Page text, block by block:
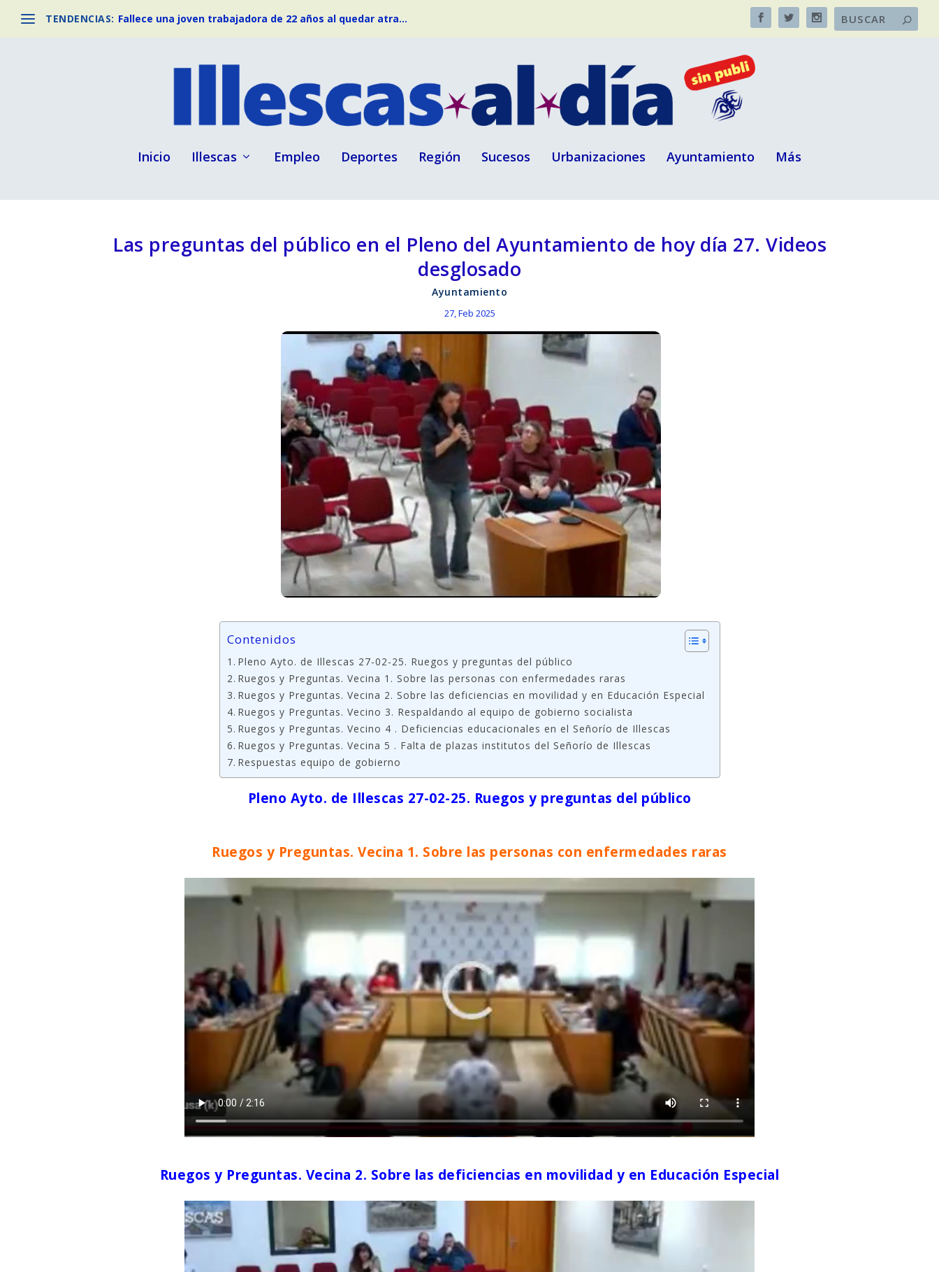
TENDENCIAS: Fallece una joven trabajadora de 22 años al quedar atra...
Inicio Illescas Empleo Deportes Región Sucesos Urbanizaciones Ayuntamiento Más
Las preguntas del público en el Pleno del Ayuntamiento de hoy día 27. Videos
desglosado
Ayuntamiento
27, Feb 2025
Contenidos
Pleno Ayto. de Illescas 27-02-25. Ruegos y preguntas del público
Ruegos y Preguntas. Vecina 1. Sobre las personas con enfermedades raras
Ruegos y Preguntas. Vecina 2. Sobre las deficiencias en movilidad y en Educación Especial
Ruegos y Preguntas. Vecino 3. Respaldando al equipo de gobierno socialista
Ruegos y Preguntas. Vecino 4 . Deficiencias educacionales en el Señorío de Illescas
Ruegos y Preguntas. Vecina 5 . Falta de plazas institutos del Señorío de Illescas
Respuestas equipo de gobierno
Pleno Ayto. de Illescas 27-02-25. Ruegos y preguntas del público
Ruegos y Preguntas. Vecina 1. Sobre las personas con enfermedades raras
Ruegos y Preguntas. Vecina 2. Sobre las deficiencias en movilidad y en Educación Especial